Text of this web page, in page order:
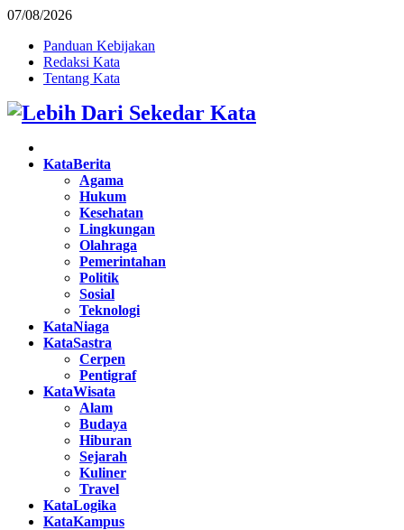
07/08/2026
Panduan Kebijakan
Redaksi Kata
Tentang Kata
Facebook
Twitter
Instagram
Pinterest
Youtube
KataBerita
Agama
Hukum
Kesehatan
Lingkungan
Olahraga
Pemerintahan
Politik
Sosial
Teknologi
KataNiaga
KataSastra
Cerpen
Pentigraf
KataWisata
Alam
Budaya
Hiburan
Sejarah
Kuliner
Travel
KataLogika
KataKampus